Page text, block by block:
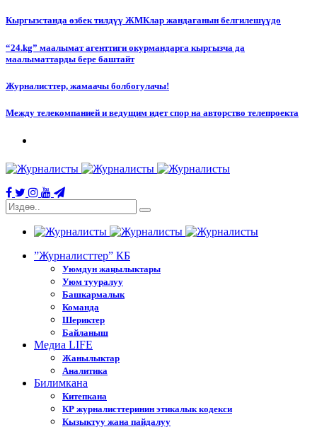
Кыргызстанда өзбек тилдүү ЖМКлар жандаганын белгилешүүдө
“24.kg” маалымат агенттиги окурмандарга кыргызча да
маалыматтарды бере баштайт
Журналисттер, жамаачы болбогулачы!
Между телекомпанией и ведущим идет спор на авторство телепроекта
”Журналисттер” КБ
Уюмдун жаңылыктары
Уюм тууралуу
Башкармалык
Команда
Шериктер
Байланыш
Медиа LIFE
Жанылыктар
Аналитика
Билимкана
Китепкана
КР журналисттеринин этикалык кодекси
Кызыктуу жана пайдалуу